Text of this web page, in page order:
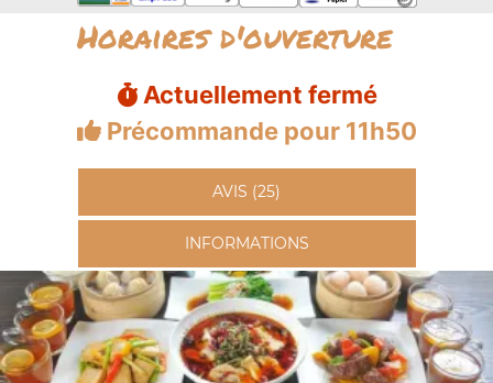
Horaires d'ouverture
Actuellement fermé
Précommande pour 11h50
AVIS (25)
INFORMATIONS